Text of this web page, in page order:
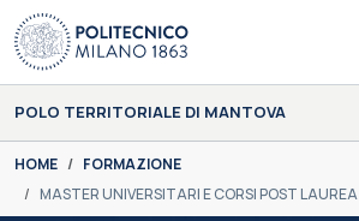
Skip to main content
Skip to page footer
POLO TERRITORIALE DI MANTOVA
You are here:
HOME
FORMAZIONE
MASTER UNIVERSITARI E CORSI POST LAUREA